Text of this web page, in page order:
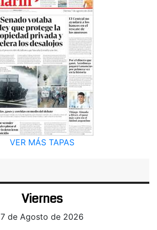
VER MÁS TAPAS
Viernes
7 de Agosto de 2026